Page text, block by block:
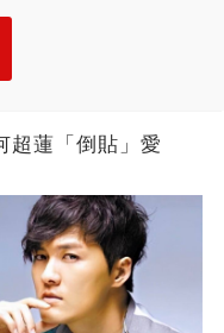
超蓮「倒貼」愛